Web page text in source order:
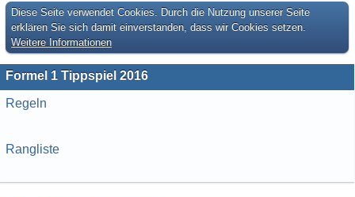
Diese Seite verwendet Cookies. Durch die Nutzung unserer Seite
erklären Sie sich damit einverstanden, dass wir Cookies setzen.
Weitere Informationen
Formel 1 Tippspiel 2016
Regeln
Rangliste